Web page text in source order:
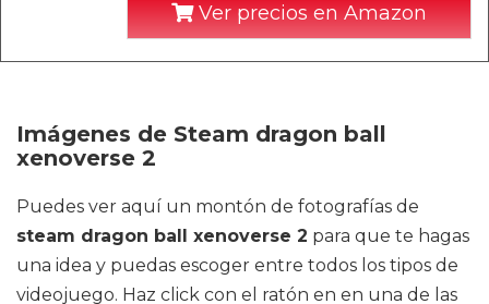
Ver precios en Amazon
Imágenes de Steam dragon ball
xenoverse 2
Puedes ver aquí un montón de fotografías de
steam dragon ball xenoverse 2 para que te hagas
una idea y puedas escoger entre todos los tipos de
videojuego. Haz click con el ratón en en una de las